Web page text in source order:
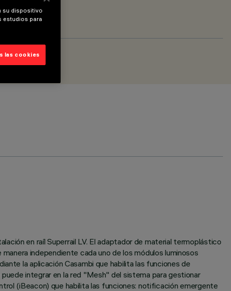
en raíl Superrail LV. El adaptador de material termoplástico
independiente cada uno de los módulos luminosos
la aplicación Casambi que habilita las funciones de
integrar en la red "Mesh" del sistema para gestionar
(iBeacon) que habilita las funciones: notificación emergente
su dispositivo
estudios para
las cookies